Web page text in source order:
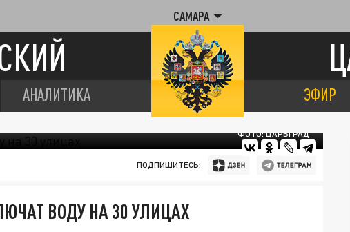
САМАРА
АНАЛИТИКА ЭФИР
ФОТО: ЦАРЬГРАД
ПОДПИШИТЕСЬ:
ВОДУ НА 30 УЛИЦАХ